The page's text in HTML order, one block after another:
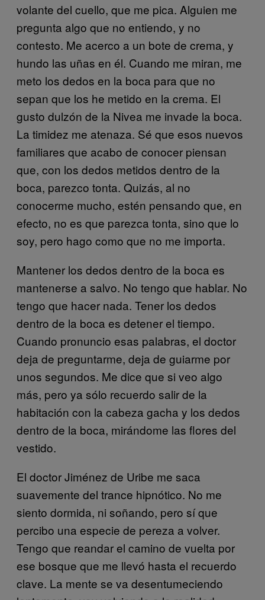
volante del cuello, que me pica. Alguien me
pregunta algo que no entiendo, y no
contesto. Me acerco a un bote de crema, y
hundo las uñas en él. Cuando me miran, me
meto los dedos en la boca para que no
sepan que los he metido en la crema. El
gusto dulzón de la Nivea me invade la boca.
La timidez me atenaza. Sé que esos nuevos
familiares que acabo de conocer piensan
que, con los dedos metidos dentro de la
boca, parezco tonta. Quizás, al no
conocerme mucho, estén pensando que, en
efecto, no es que parezca tonta, sino que lo
soy, pero hago como que no me importa.
Mantener los dedos dentro de la boca es
mantenerse a salvo. No tengo que hablar. No
tengo que hacer nada. Tener los dedos
dentro de la boca es detener el tiempo.
Cuando pronuncio esas palabras, el doctor
deja de preguntarme, deja de guiarme por
unos segundos. Me dice que si veo algo
más, pero ya sólo recuerdo salir de la
habitación con la cabeza gacha y los dedos
dentro de la boca, mirándome las flores del
vestido.
El doctor Jiménez de Uribe me saca
suavemente del trance hipnótico. No me
siento dormida, ni soñando, pero sí que
percibo una especie de pereza a volver.
Tengo que reandar el camino de vuelta por
ese bosque que me llevó hasta el recuerdo
clave. La mente se va desentumeciendo